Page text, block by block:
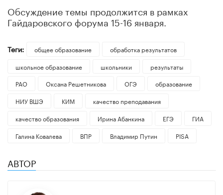
Обсуждение темы продолжится в рамках
Гайдаровского форума 15-16 января.
Теги: общее образование
обработка результатов
школьное образование
школьники
результаты
РАО
Оксана Решетникова ОГЭ
образование
НИУ ВШЭ
КИМ
качество преподавания
качество образования
Ирина Абанкина ЕГЭ
ГИА
Галина Ковалева
ВПР Владимир Путин PISA
АВТОР